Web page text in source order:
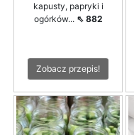
kapusty, papryki i
ogórków... ⇖ 882
Zobacz przepis!